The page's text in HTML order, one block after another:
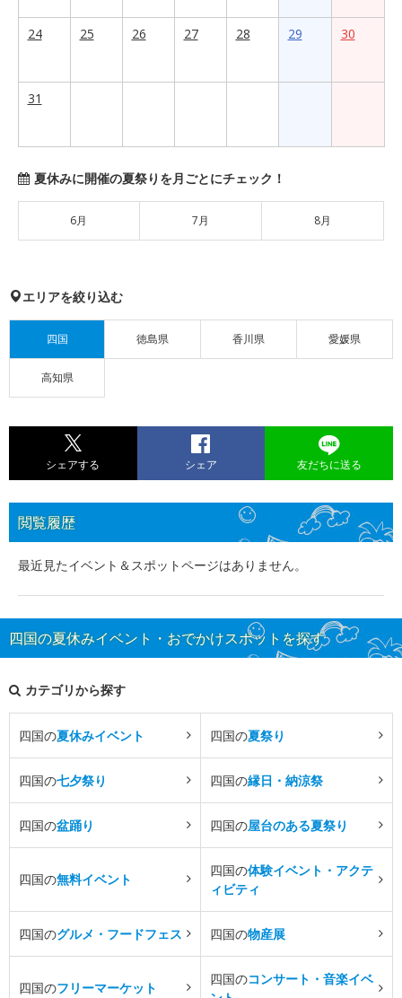
24 25 26 27 28 29 30
31
夏休みに開催の夏祭りを月ごとにチェック！
6月 7月 8月
エリアを絞り込む
四国 徳島県 香川県 愛媛県
高知県
シェアする シェア 友だちに送る
閲覧履歴
最近見たイベント＆スポットページはありません。
四国の夏休みイベント・おでかけスポットを探す
カテゴリから探す
四国の夏休みイベント 四国の夏祭り
四国の七夕祭り 四国の縁日・納涼祭
四国の盆踊り 四国の屋台のある夏祭り
四国の無料イベント
四国の体験イベント・アクテ
ィビティ
四国のグルメ・フードフェス 四国の物産展
四国のフリーマーケット
四国のコンサート・音楽イベ